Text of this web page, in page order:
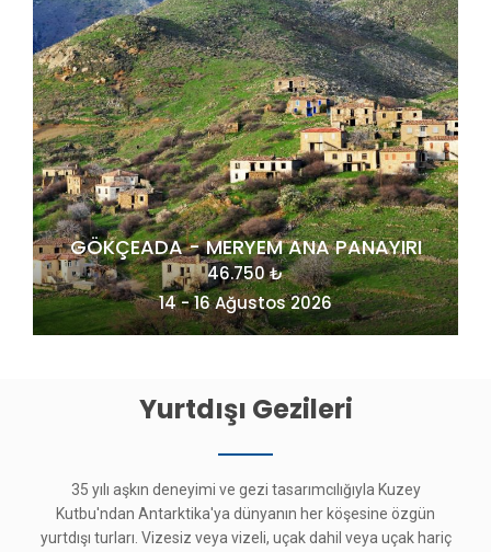
MAÇAHEL VE KUZEY DOĞU KARADENİZ
49.275 ₺
20 - 23 Ağustos 2026
Yurtdışı Gezileri
35 yılı aşkın deneyimi ve gezi tasarımcılığıyla Kuzey
Kutbu'ndan Antarktika'ya dünyanın her köşesine özgün
yurtdışı turları. Vizesiz veya vizeli, uçak dahil veya uçak hariç